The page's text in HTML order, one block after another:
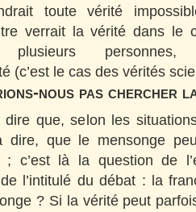
toute vérité
verrait la vérité dans le
personnes,
(c’est le cas des vérités
nous pas chercher
dire que, selon les
dire, que le mensonge
; c’est là la question de
l’intitulé du débat : la
? Si la vérité peut